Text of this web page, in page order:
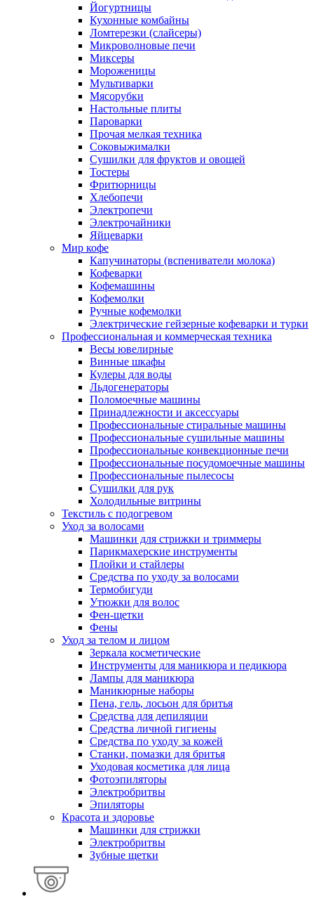
Йогуртницы
Кухонные комбайны
Ломтерезки (слайсеры)
Микроволновые печи
Миксеры
Мороженицы
Мультиварки
Мясорубки
Настольные плиты
Пароварки
Прочая мелкая техника
Соковыжималки
Сушилки для фруктов и овощей
Тостеры
Фритюрницы
Хлебопечи
Электропечи
Электрочайники
Яйцеварки
Мир кофе
Капучинаторы (вспениватели молока)
Кофеварки
Кофемашины
Кофемолки
Ручные кофемолки
Электрические гейзерные кофеварки и турки
Профессиональная и коммерческая техника
Весы ювелирные
Винные шкафы
Кулеры для воды
Льдогенераторы
Поломоечные машины
Принадлежности и аксессуары
Профессиональные стиральные машины
Профессиональные сушильные машины
Профессиональные конвекционные печи
Профессиональные посудомоечные машины
Профессиональные пылесосы
Сушилки для рук
Холодильные витрины
Текстиль с подогревом
Уход за волосами
Машинки для стрижки и триммеры
Парикмахерские инструменты
Плойки и стайлеры
Средства по уходу за волосами
Термобигуди
Утюжки для волос
Фен-щетки
Фены
Уход за телом и лицом
Зеркала косметические
Инструменты для маникюра и педикюра
Лампы для маникюра
Маникюрные наборы
Пена, гель, лосьон для бритья
Средства для депиляции
Средства личной гигиены
Средства по уходу за кожей
Станки, помазки для бритья
Уходовая косметика для лица
Фотоэпиляторы
Электробритвы
Эпиляторы
Красота и здоровье
Машинки для стрижки
Электробритвы
Зубные щетки